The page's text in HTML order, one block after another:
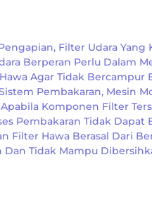
Filter Udara
Berperan Perlu Dalam
Agar Tidak Bercampur
Pembakaran, Mesin
Komponen Filter
Pembakaran Tidak
Filter Hawa Berasal Dari
Dan Tidak Mampu